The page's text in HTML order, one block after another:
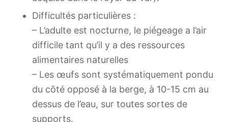
Difficultés particulières :
– L’adulte est nocturne, le piégeage a l’air
difficile tant qu’il y a des ressources
alimentaires naturelles
– Les œufs sont systématiquement pondu
du côté opposé à la berge, à 10-15 cm au
dessus de l’eau, sur toutes sortes de
supports.